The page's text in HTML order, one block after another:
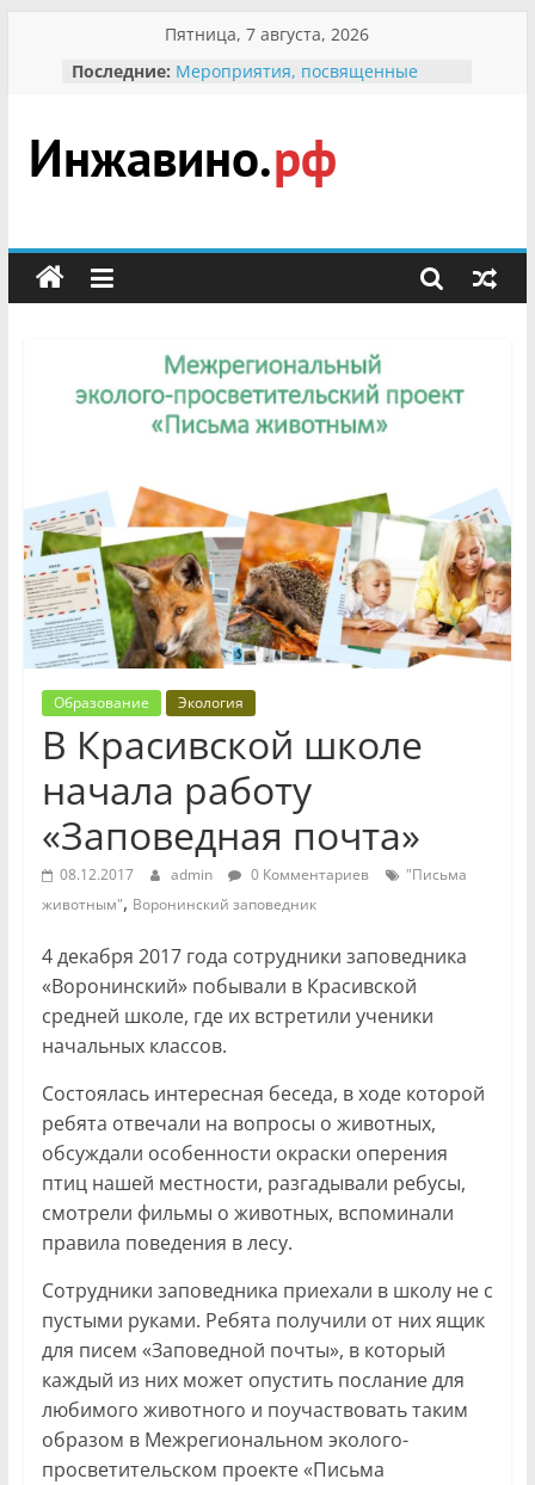
содержимому
Пятница, 7 августа, 2026
Последние: Мероприятия, посвященные
гражданин Инжавинского округа»
участнице Великой
Отечественной, фронтовичке
Безопасность в сети Интернет
мероприятии «Сохраним
В вольере Воронинского
заповедника родились крапчатые
суслики
Инжавино.рф
сельский
портал
Образование Экология
В Красивской школе
начала работу
«Заповедная почта»
08.12.2017 admin 0 Комментариев
"Письма
животным", Воронинский заповедник
4 декабря 2017 года сотрудники заповедника
«Воронинский» побывали в Красивской
средней школе, где их встретили ученики
начальных классов.
Состоялась интересная беседа, в ходе которой
ребята отвечали на вопросы о животных,
обсуждали особенности окраски оперения
птиц нашей местности, разгадывали ребусы,
смотрели фильмы о животных, вспоминали
правила поведения в лесу.
Сотрудники заповедника приехали в школу не с
пустыми руками. Ребята получили от них ящик
для писем «Заповедной почты», в который
каждый из них может опустить послание для
любимого животного и поучаствовать таким
образом в Межрегиональном эколого-
просветительском проекте «Письма